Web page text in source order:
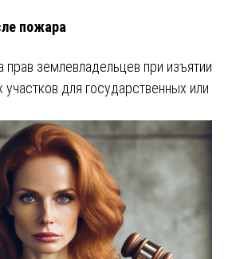
пожара
прав землевладельцев при изъятии
для государственных или